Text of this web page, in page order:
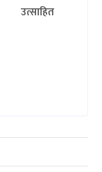
उत्साहित